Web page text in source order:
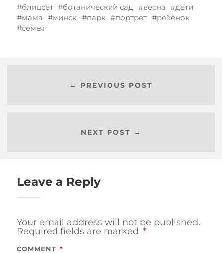
блицсет
ботанический сад весна
дети
мама
минск парк портрет
ребёнок
семья
← PREVIOUS POST
NEXT POST →
Leave a Reply
Your email address will not be published.
Required fields are marked *
COMMENT *